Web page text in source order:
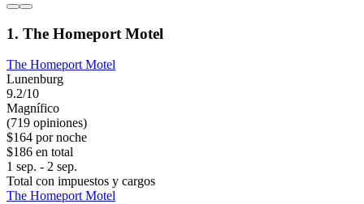
1. The Homeport Motel
The Homeport Motel
Lunenburg
9.2/10
Magnífico
(719 opiniones)
$164 por noche
$186 en total
1 sep. - 2 sep.
Total con impuestos y cargos
The Homeport Motel